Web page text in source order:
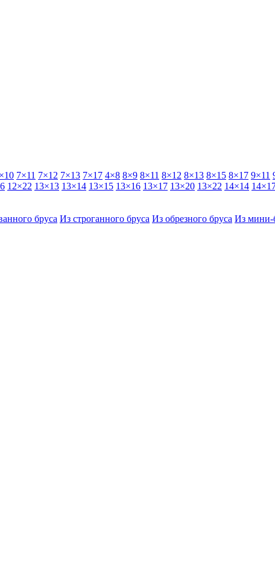
7×11 7×12 7×13 7×17 4×8 8×9 8×11 8×12 8×13 8×15 8×17 9×11
12×22 13×13 13×14 13×15 13×16 13×17 13×20 13×22 14×14
бруса Из строганного бруса Из обрезного бруса Из мини-